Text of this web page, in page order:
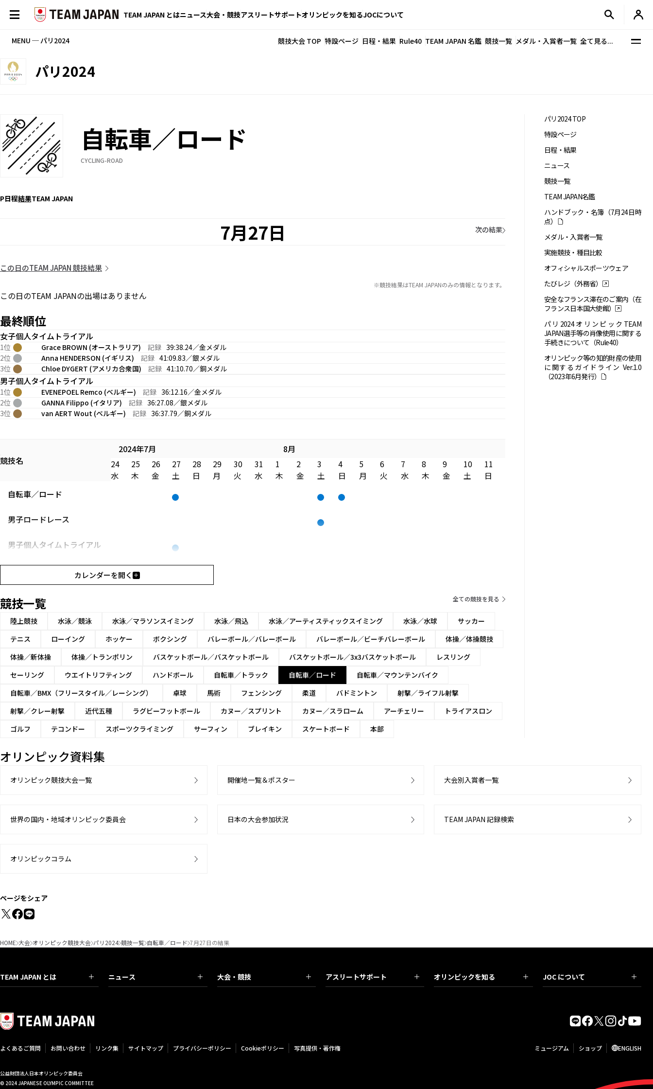
TEAM JAPAN とはニュース大会・競技アスリートサポートオリンピックを知るJOCについて
MENU ─ パリ2024 競技大会 TOP 特設ページ 日程・結果 Rule40 TEAM JAPAN 名鑑 競技一覧 メダル・入賞者一覧 全て見る...
パリ2024
自転車／ロード
CYCLING-ROAD
日程結果TEAM JAPAN
7月27日 次の結果
この日のTEAM JAPAN 競技結果
※競技結果はTEAM JAPANのみの情報となります。
この日のTEAM JAPANの出場はありません
最終順位
女子個人タイムトライアル
1位 Grace BROWN (オーストラリア) 記録 39:38.24／金メダル
2位
Anna HENDERSON (イギリス) 記録 41:09.83／銀メダル
3位
Chloe DYGERT (アメリカ合衆国) 記録 41:10.70／銅メダル
男子個人タイムトライアル
1位 EVENEPOEL Remco (ベルギー) 記録 36:12.16／金メダル
2位
GANNA Filippo (イタリア) 記録 36:27.08／銀メダル
3位
van AERT Wout (ベルギー) 記録 36:37.79／銅メダル
競技名
2024年7月
8月
24
25 26 27 28 29 30 31 1 2 3 4 5 6 7 8 9 10
11
水
木 金 土 日 月 火 水 木 金 土 日 月 火 水 木 金 土
日
自転車／ロード
男子ロードレース
男子個人タイムトライアル
女子個人タイムトライアル
カレンダーを開く
競技一覧 全ての競技を見る
陸上競技 水泳／競泳 水泳／マラソンスイミング 水泳／飛込 水泳／アーティスティックスイミング 水泳／水球
サッカー
テニス
ローイング ホッケー ボクシング バレーボール／バレーボール バレーボール／ビーチバレーボール
体操／体操競技
体操／新体操
体操／トランポリン バスケットボール／バスケットボール バスケットボール／3x3バスケットボール
レスリング
セーリング
ウエイトリフティング ハンドボール 自転車／トラック 自転車／ロード
自転車／マウンテンバイク
自転車／BMX（フリースタイル／レーシング）
卓球 馬術 フェンシング 柔道 バドミントン
射撃／ライフル射撃
射撃／クレー射撃
近代五種 ラグビーフットボール カヌー／スプリント カヌー／スラローム アーチェリー
トライアスロン
ゴルフ
テコンドー スポーツクライミング サーフィン ブレイキン スケートボード 本部
パリ2024 TOP
特設ページ
日程・結果
ニュース
競技一覧
TEAM JAPAN名鑑
ハンドブック・名簿（7月24日時
点）
メダル・入賞者一覧
実施競技・種目比較
オフィシャルスポーツウェア
たびレジ（外務省）
安全なフランス滞在のご案内（在
フランス日本国大使館）
パリ2024オリンピックTEAM
JAPAN選手等の肖像使用に関する
手続きについて（Rule40）
オリンピック等の知的財産の使用
に関するガイドライン Ver.1.0
（2023年6月発行）
オリンピック資料集
オリンピック競技大会一覧 開催地一覧＆ポスター 大会別入賞者一覧
世界の国内・地域オリンピック委員会 日本の大会参加状況 TEAM JAPAN 記録検索
オリンピックコラム
ページをシェア
HOME 大会 オリンピック競技大会 パリ2024 競技一覧 自転車／ロード 7月27日の結果
TEAM JAPAN とは ニュース 大会・競技 アスリートサポート オリンピックを知る JOC について
よくあるご質問 お問い合わせ リンク集 サイトマップ プライバシーポリシー Cookieポリシー 写真提供・著作権 ミュージアム ショップ ENGLISH
公益財団法人日本オリンピック委員会
© 2024 JAPANESE OLYMPIC COMMITTEE